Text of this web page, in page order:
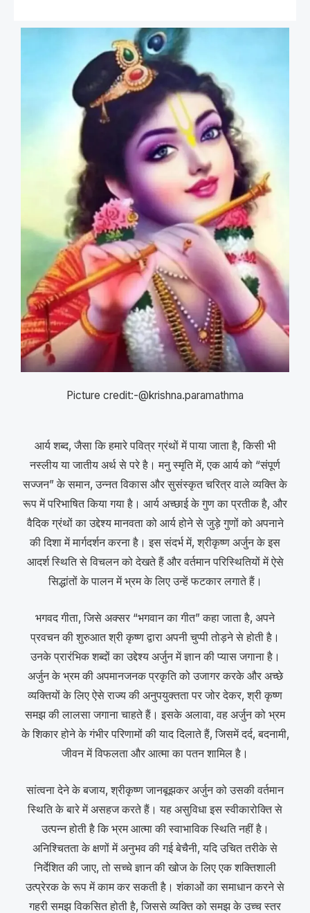
Picture credit:-@krishna.paramathma
आर्य शब्द, जैसा कि हमारे पवित्र ग्रंथों में पाया जाता है, किसी भी
नस्लीय या जातीय अर्थ से परे है। मनु स्मृति में, एक आर्य को “संपूर्ण
सज्जन” के समान, उन्नत विकास और सुसंस्कृत चरित्र वाले व्यक्ति के
रूप में परिभाषित किया गया है। आर्य अच्छाई के गुण का प्रतीक है, और
वैदिक ग्रंथों का उद्देश्य मानवता को आर्य होने से जुड़े गुणों को अपनाने
की दिशा में मार्गदर्शन करना है। इस संदर्भ में, श्रीकृष्ण अर्जुन के इस
आदर्श स्थिति से विचलन को देखते हैं और वर्तमान परिस्थितियों में ऐसे
सिद्धांतों के पालन में भ्रम के लिए उन्हें फटकार लगाते हैं।
भगवद गीता, जिसे अक्सर “भगवान का गीत” कहा जाता है, अपने
प्रवचन की शुरुआत श्री कृष्ण द्वारा अपनी चुप्पी तोड़ने से होती है।
उनके प्रारंभिक शब्दों का उद्देश्य अर्जुन में ज्ञान की प्यास जगाना है।
अर्जुन के भ्रम की अपमानजनक प्रकृति को उजागर करके और अच्छे
व्यक्तियों के लिए ऐसे राज्य की अनुपयुक्तता पर जोर देकर, श्री कृष्ण
समझ की लालसा जगाना चाहते हैं। इसके अलावा, वह अर्जुन को भ्रम
के शिकार होने के गंभीर परिणामों की याद दिलाते हैं, जिसमें दर्द, बदनामी,
जीवन में विफलता और आत्मा का पतन शामिल है।
सांत्वना देने के बजाय, श्रीकृष्ण जानबूझकर अर्जुन को उसकी वर्तमान
स्थिति के बारे में असहज करते हैं। यह असुविधा इस स्वीकारोक्ति से
उत्पन्न होती है कि भ्रम आत्मा की स्वाभाविक स्थिति नहीं है।
अनिश्चितता के क्षणों में अनुभव की गई बेचैनी, यदि उचित तरीके से
निर्देशित की जाए, तो सच्चे ज्ञान की खोज के लिए एक शक्तिशाली
उत्प्रेरक के रूप में काम कर सकती है। शंकाओं का समाधान करने से
गहरी समझ विकसित होती है, जिससे व्यक्ति को समझ के उच्च स्तर